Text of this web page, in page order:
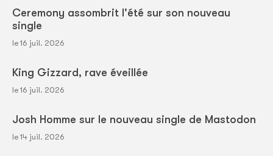
Ceremony assombrit l'été sur son nouveau
single
le 16 juil. 2026
King Gizzard, rave éveillée
le 16 juil. 2026
Josh Homme sur le nouveau single de Mastodon
le 14 juil. 2026